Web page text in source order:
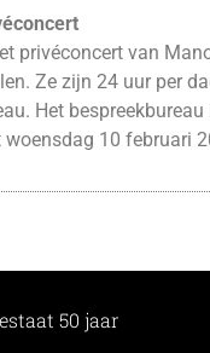
privéconcert van
Ze zijn 24 uur per
Het
10 februari
50 jaar